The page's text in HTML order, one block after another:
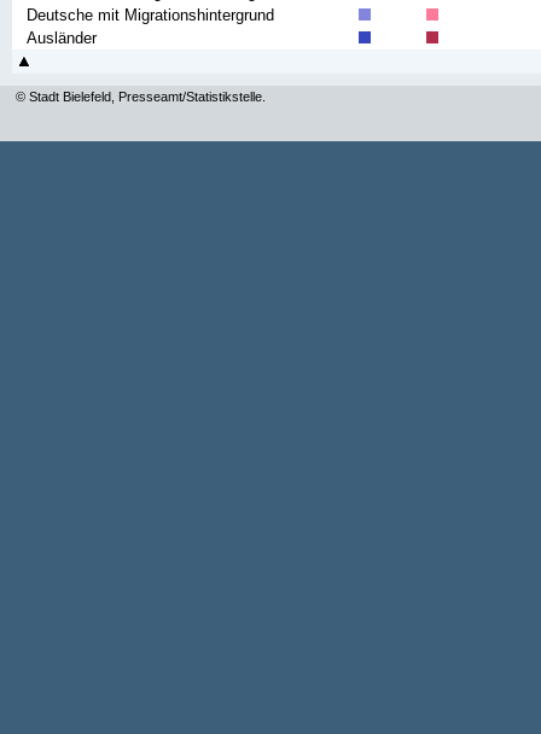
Deutsche mit Migrationshintergrund
Ausländer
© Stadt Bielefeld, Presseamt/Statistikstelle.